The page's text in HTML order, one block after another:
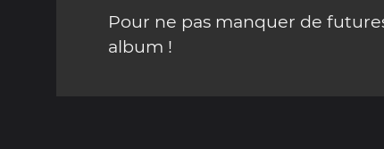
Pour ne pas manquer de
album !